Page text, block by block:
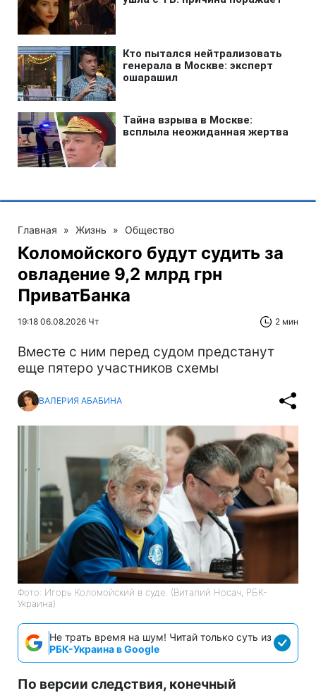
Главная » Жизнь » Общество
Коломойского будут судить за
овладение 9,2 млрд грн
ПриватБанка
19:18 06.08.2026 Чт 2 мин
Вместе с ним перед судом предстанут
еще пятеро участников схемы
ВАЛЕРИЯ АБАБИНА
Фото: Игорь Коломойский в суде. (Виталий Носач, РБК-
Украина)
Не трать время на шум! Читай только суть из
РБК-Украина в Google
По версии следствия, конечный